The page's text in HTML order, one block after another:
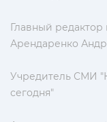
Главный редактор
Арендаренко
Учредитель СМИ
сегодня"